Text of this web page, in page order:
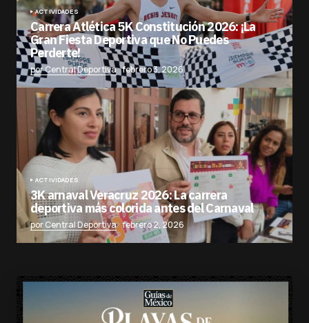
ACTIVIDADES
Carrera Atlética 5K Constitución 2026: ¡La
Gran Fiesta Deportiva que No Puedes
Perderte!
por Central Deportiva febrero 3, 2026
ACTIVIDADES
3K arnaval Veracruz 2026: La carrera
deportiva más colorida antes del Carnaval
por Central Deportiva febrero 2, 2026